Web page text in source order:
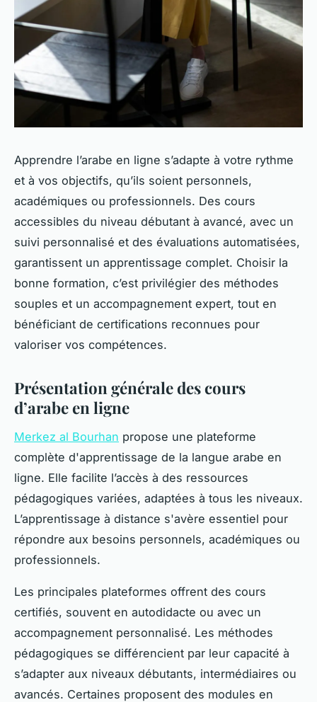
Apprendre l’arabe en ligne s’adapte à votre rythme
et à vos objectifs, qu’ils soient personnels,
académiques ou professionnels. Des cours
accessibles du niveau débutant à avancé, avec un
suivi personnalisé et des évaluations automatisées,
garantissent un apprentissage complet. Choisir la
bonne formation, c’est privilégier des méthodes
souples et un accompagnement expert, tout en
bénéficiant de certifications reconnues pour
valoriser vos compétences.
Présentation générale des cours
d’arabe en ligne
Merkez al Bourhan propose une plateforme
complète d'apprentissage de la langue arabe en
ligne. Elle facilite l’accès à des ressources
pédagogiques variées, adaptées à tous les niveaux.
L’apprentissage à distance s'avère essentiel pour
répondre aux besoins personnels, académiques ou
professionnels.
Les principales plateformes offrent des cours
certifiés, souvent en autodidacte ou avec un
accompagnement personnalisé. Les méthodes
pédagogiques se différencient par leur capacité à
s’adapter aux niveaux débutants, intermédiaires ou
avancés. Certaines proposent des modules en